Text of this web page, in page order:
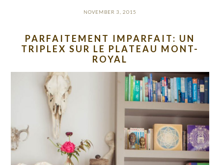
NOVEMBER 3, 2015
PARFAITEMENT IMPARFAIT: UN
TRIPLEX SUR LE PLATEAU MONT-
ROYAL